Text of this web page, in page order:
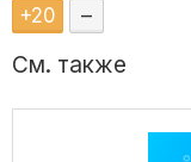
+20 –
См. также